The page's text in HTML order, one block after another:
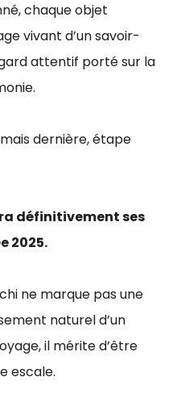
chaque objet
vivant d’un savoir-
attentif porté sur la
mais dernière, étape
définitivement ses
2025.
ne marque pas une
naturel d’un
il mérite d’être
escale.